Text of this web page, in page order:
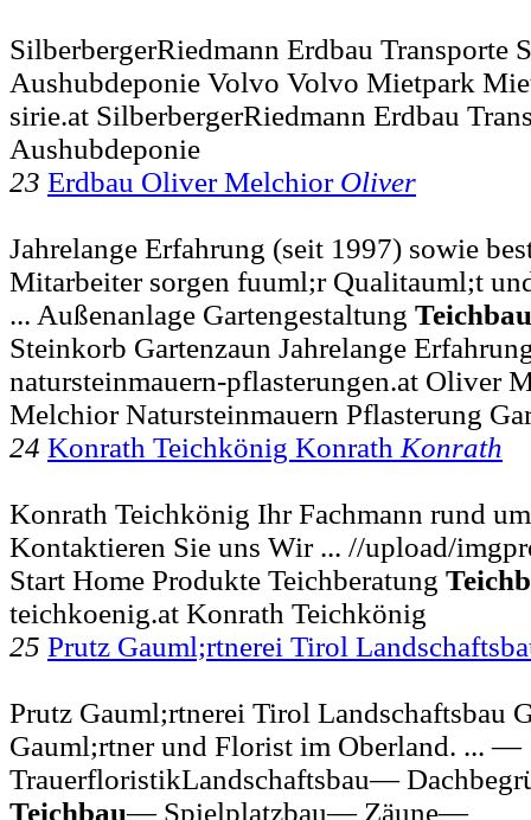
SilberbergerRiedmann Erdbau Transporte
Aushubdeponie Volvo Volvo Mietpark
sirie.at SilberbergerRiedmann Erdbau
Aushubdeponie
23 Erdbau Oliver Melchior Oliver
Jahrelange Erfahrung (seit 1997) sowie
Mitarbeiter sorgen fuuml;r Qualitauml;t
... Außenanlage Gartengestaltung Teichbau
Steinkorb Gartenzaun Jahrelange
natursteinmauern-pflasterungen.at Oliver
Melchior Natursteinmauern Pflasterung
24 Konrath Teichkönig Konrath Konrath
Konrath Teichkönig Ihr Fachmann rund
Kontaktieren Sie uns Wir ... //upload/
Start Home Produkte Teichberatung
teichkoenig.at Konrath Teichkönig
25 Prutz Gauml;rtnerei Tirol
Prutz Gauml;rtnerei Tirol Landschaftsbau
Gauml;rtner und Florist im Oberland. ... —
TrauerfloristikLandschaftsbau—
Teichbau— Spielplatzbau— Zäune—